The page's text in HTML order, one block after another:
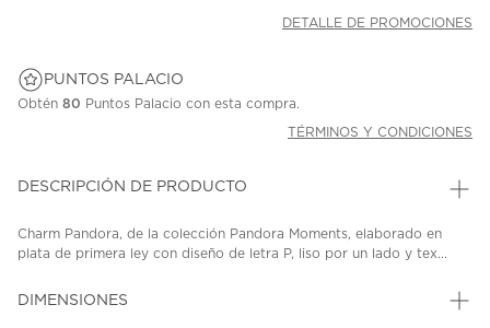
DETALLE DE PROMOCIONES
PUNTOS PALACIO
Obtén 80 Puntos Palacio con esta compra.
TÉRMINOS Y CONDICIONES
DESCRIPCIÓN DE PRODUCTO
Charm Pandora, de la colección Pandora Moments, elaborado en
plata de primera ley con diseño de letra P, liso por un lado y tex...
DIMENSIONES